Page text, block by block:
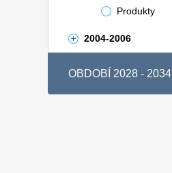
Produkty
2004-2006
OBDOBÍ 2028 - 2034